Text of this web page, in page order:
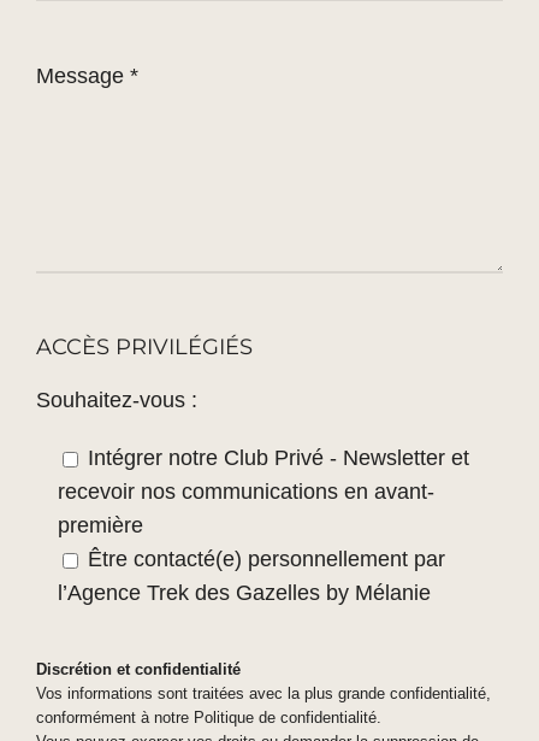
Message *
ACCÈS PRIVILÉGIÉS
Souhaitez-vous :
Intégrer notre Club Privé - Newsletter et
recevoir nos communications en avant-
première
Être contacté(e) personnellement par
l’Agence Trek des Gazelles by Mélanie
Discrétion et confidentialité
Vos informations sont traitées avec la plus grande confidentialité,
conformément à notre Politique de confidentialité.